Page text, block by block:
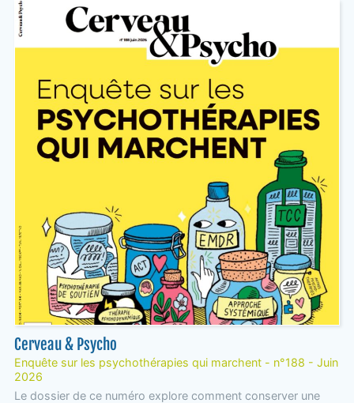
Cerveau & Psycho
Enquête sur les psychothérapies qui marchent - n°188 - Juin
2026
Le dossier de ce numéro explore comment conserver une